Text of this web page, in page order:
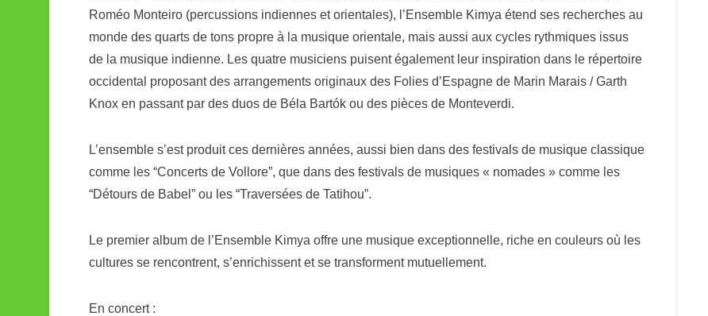
Roméo Monteiro (percussions indiennes et orientales), l’Ensemble Kimya étend ses recherches au
monde des quarts de tons propre à la musique orientale, mais aussi aux cycles rythmiques issus
de la musique indienne. Les quatre musiciens puisent également leur inspiration dans le répertoire
occidental proposant des arrangements originaux des Folies d’Espagne de Marin Marais / Garth
Knox en passant par des duos de Béla Bartók ou des pièces de Monteverdi.
L’ensemble s’est produit ces dernières années, aussi bien dans des festivals de musique classique
comme les “Concerts de Vollore”, que dans des festivals de musiques « nomades » comme les
“Détours de Babel” ou les “Traversées de Tatihou”.
Le premier album de l’Ensemble Kimya offre une musique exceptionnelle, riche en couleurs où les
cultures se rencontrent, s’enrichissent et se transforment mutuellement.
En concert :